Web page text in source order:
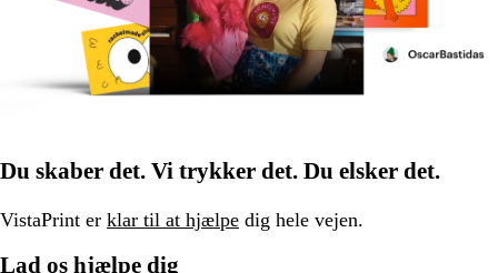
Du skaber det. Vi trykker det. Du elsker det.
VistaPrint er klar til at hjælpe dig hele vejen.
Lad os hjælpe dig